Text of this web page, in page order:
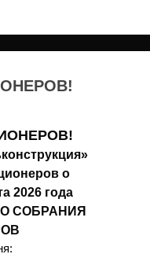
о
2026 года
СОБРАНИЯ